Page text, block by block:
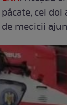
păcate, cei
de medicii